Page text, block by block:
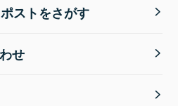
ストをさがす
せ